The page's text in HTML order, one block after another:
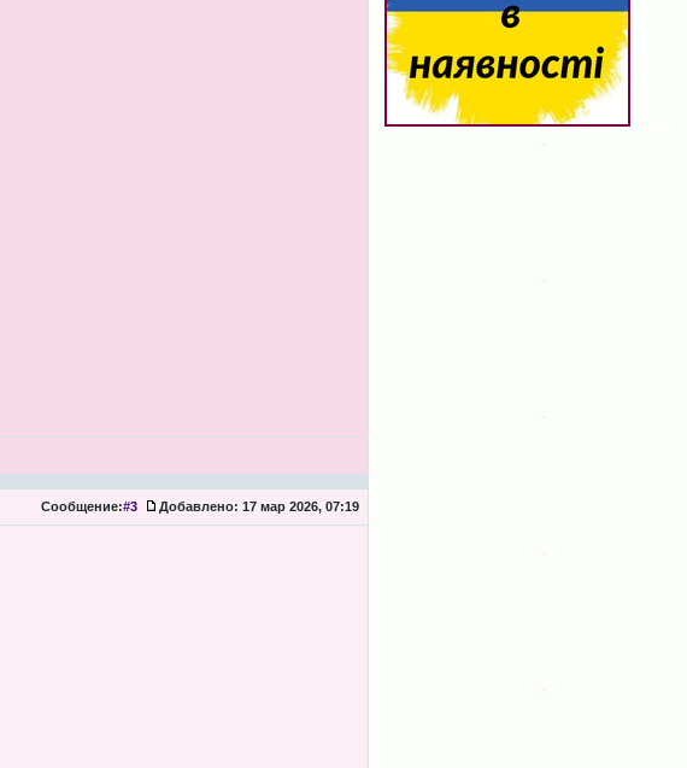
Сообщение:#3 Добавлено: 17 мар 2026, 07:19